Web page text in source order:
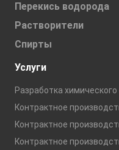
Перекись водорода
Растворители
Спирты
Услуги
Разработка
Контрактное
Контрактное
Контрактное